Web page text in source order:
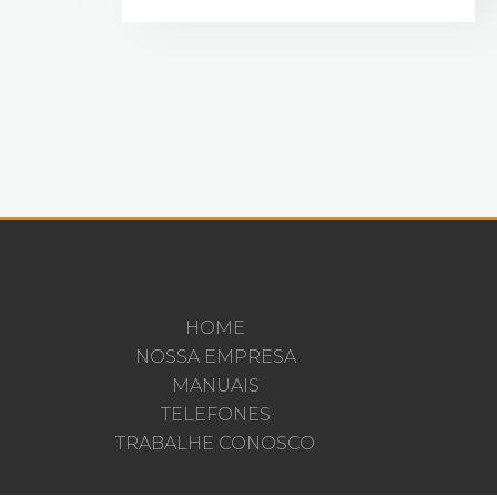
HOME
NOSSA EMPRESA
MANUAIS
TELEFONES
TRABALHE CONOSCO